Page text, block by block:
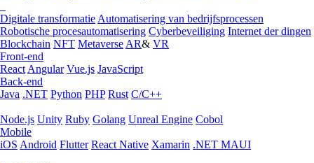
Digitale transformatie Automatisering van bedrijfsprocessen
Robotische procesautomatisering Cyberbeveiliging Internet der dingen
Blockchain NFT Metaverse AR& VR
Front-end
React Angular Vue.js JavaScript
Back-end
Java .NET Python PHP Rust C/C++
Node.js Unity Ruby Golang Unreal Engine Cobol
Mobile
iOS Android Flutter React Native Xamarin .NET MAUI